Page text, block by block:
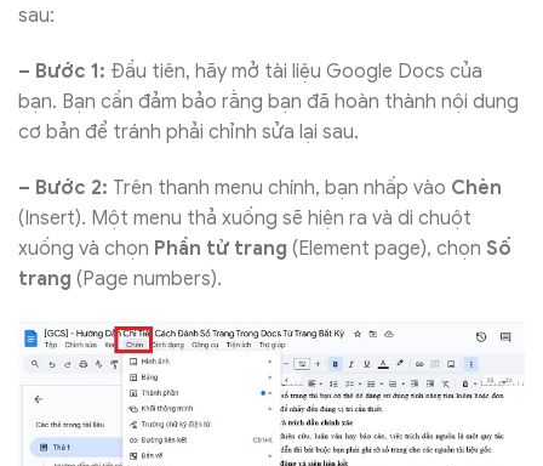
sau:
– Bước 1: Đầu tiên, hãy mở tài liệu Google Docs của
bạn. Bạn cần đảm bảo rằng bạn đã hoàn thành nội dung
cơ bản để tránh phải chỉnh sửa lại sau.
– Bước 2: Trên thanh menu chính, bạn nhấp vào Chèn
(Insert). Một menu thả xuống sẽ hiện ra và di chuột
xuống và chọn Phần tử trang (Element page), chọn Số
trang (Page numbers).